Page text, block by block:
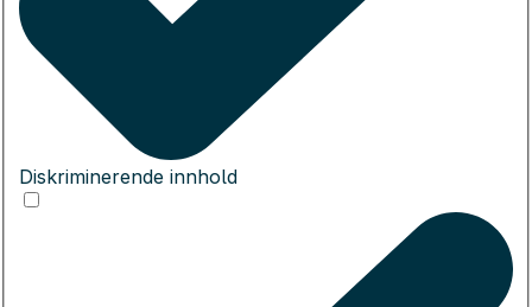
Diskriminerende innhold